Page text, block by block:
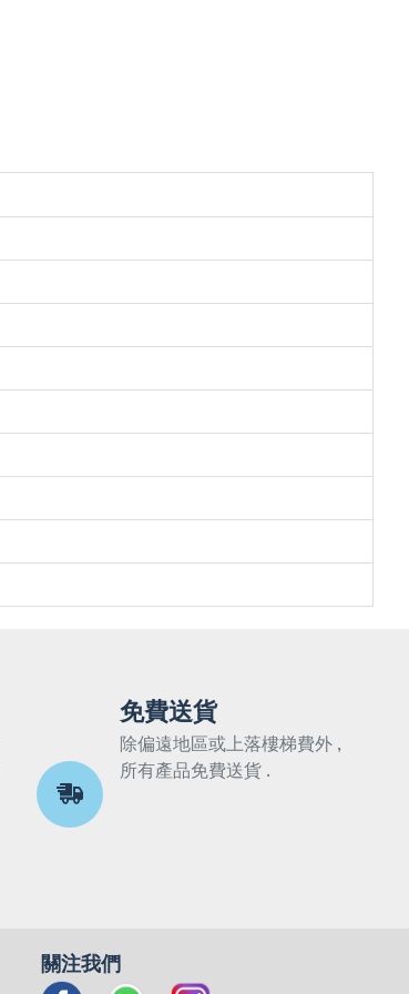
免費送貨
除偏遠地區或上落樓梯費外 ,
所有產品免費送貨 .
關注我們